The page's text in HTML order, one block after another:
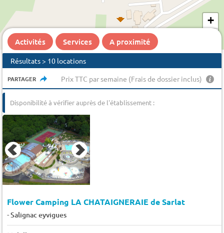
+
Activités Services A proximité
Résultats > 10 locations
PARTAGER Prix TTC par semaine (Frais de dossier inclus)
Disponibilité à vérifier auprès de l'établissement :
Flower Camping LA CHATAIGNERAIE de Sarlat
-Salignac eyvigues